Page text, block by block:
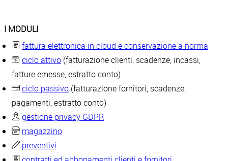
I MODULI
fattura elettronica in cloud e conservazione a norma
ciclo attivo (fatturazione clienti, scadenze, incassi,
fatture emesse, estratto conto)
ciclo passivo (fatturazione fornitori, scadenze,
pagamenti, estratto conto)
gestione privacy GDPR
magazzino
preventivi